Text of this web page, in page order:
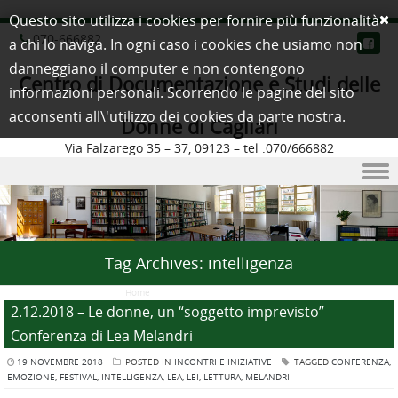
070-666882
Centro di Documentazione e Studi delle
Donne di Cagliari
Via Falzarego 35 – 37, 09123 – tel .070/666882
Skip to content
Tag Archives: intelligenza
Home
2.12.2018 – Le donne, un “soggetto imprevisto”
Conferenza di Lea Melandri
19 NOVEMBRE 2018 POSTED IN INCONTRI E INIZIATIVE TAGGED CONFERENZA,
EMOZIONE, FESTIVAL, INTELLIGENZA, LEA, LEI, LETTURA, MELANDRI
Questo sito utilizza i cookies per fornire più funzionalità
a chi lo naviga. In ogni caso i cookies che usiamo non
danneggiano il computer e non contengono
informazioni personali. Scorrendo le pagine del sito
acconsenti all\'utilizzo dei cookies da parte nostra.